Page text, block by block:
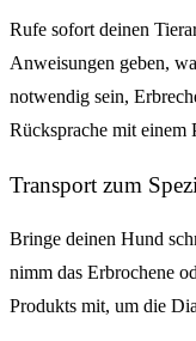
Rufe sofort deinen
Anweisungen geben,
notwendig sein,
Rücksprache mit einem
Transport zum
Bringe deinen Hund
nimm das Erbrochene
Produkts mit, um die